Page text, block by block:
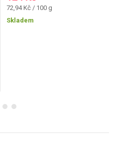
Měrná
cena:
72,94 Kč / 100 g
Skladem